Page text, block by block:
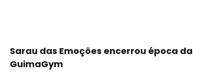
Sarau das Emoções encerrou época da
GuimaGym